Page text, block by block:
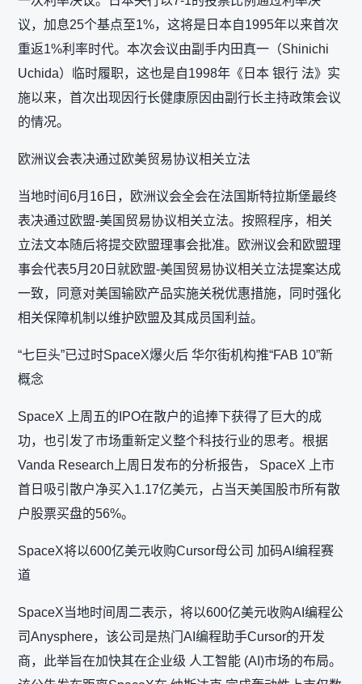
议，加息25个基点至1%，这将是日本自1995年以来首次
重返1%利率时代。本次会议由副手内田真一（Shinichi
Uchida）临时履职，这也是自1998年《日本 银行 法》实
施以来，首次出现因行长健康原因由副行长主持政策会议
的情况。
欧洲议会表决通过欧美贸易协议相关立法
当地时间6月16日，欧洲议会全会在法国斯特拉斯堡最终
表决通过欧盟-美国贸易协议相关立法。按照程序，相关
立法文本随后将提交欧盟理事会批准。欧洲议会和欧盟理
事会代表5月20日就欧盟-美国贸易协议相关立法提案达成
一致，同意对美国输欧产品实施关税优惠措施，同时强化
相关保障机制以维护欧盟及其成员国利益。
“七巨头”已过时SpaceX爆火后 华尔街机构推“FAB 10”新
概念
SpaceX 上周五的IPO在散户的追捧下获得了巨大的成
功，也引发了市场重新定义整个科技行业的思考。根据
Vanda Research上周日发布的分析报告， SpaceX 上市
首日吸引散户净买入1.17亿美元，占当天美国股市所有散
户股票买盘的56%。
SpaceX将以600亿美元收购Cursor母公司 加码AI编程赛
道
SpaceX当地时间周二表示，将以600亿美元收购AI编程公
司Anysphere，该公司是热门AI编程助手Cursor的开发
商，此举旨在加快其在企业级 人工智能 (AI)市场的布局。